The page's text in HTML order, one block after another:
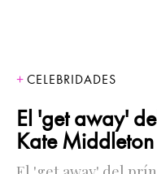
CELEBRIDADES
El 'get away'
Kate